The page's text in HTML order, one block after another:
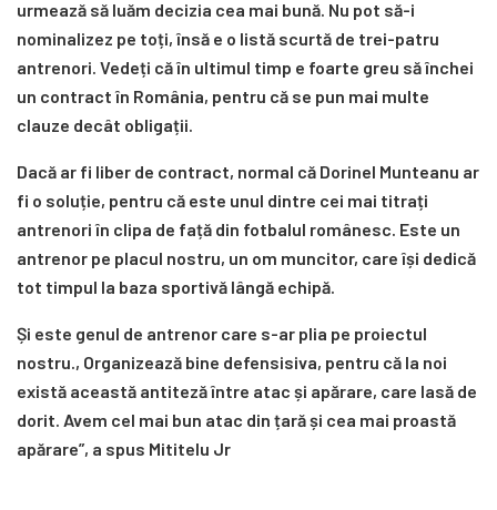
urmează să luăm decizia cea mai bună. Nu pot să-i
nominalizez pe toți, însă e o listă scurtă de trei-patru
antrenori. Vedeți că în ultimul timp e foarte greu să închei
un contract în România, pentru că se pun mai multe
clauze decât obligații.
Dacă ar fi liber de contract, normal că Dorinel Munteanu ar
fi o soluție, pentru că este unul dintre cei mai titrați
antrenori în clipa de față din fotbalul românesc. Este un
antrenor pe placul nostru, un om muncitor, care își dedică
tot timpul la baza sportivă lângă echipă.
Și este genul de antrenor care s-ar plia pe proiectul
nostru., Organizează bine defensisiva, pentru că la noi
există această antiteză între atac și apărare, care lasă de
dorit. Avem cel mai bun atac din țară și cea mai proastă
apărare”, a spus Mititelu Jr